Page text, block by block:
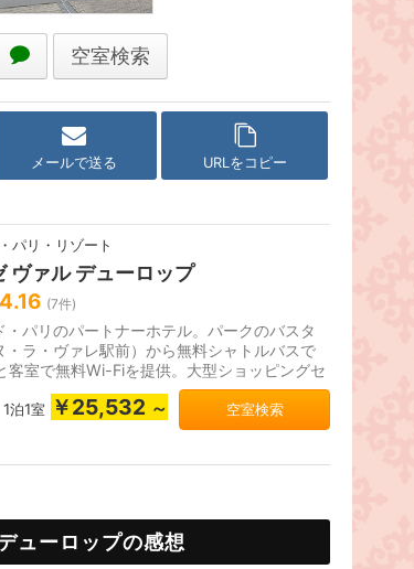
空室検索
メールで送る URLをコピー
パリ・リゾート
ヴァル デューロップ
4.16 (7件)
・パリのパートナーホテル。パークのバスタ
・ラ・ヴァレ駅前）から無料シャトルバスで
客室で無料Wi-Fiを提供。大型ショッピングセ
地しており、...
1泊1室 ￥25,532 ～ 空室検索
ューロップの感想